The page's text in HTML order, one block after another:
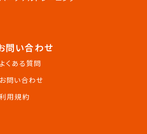
問い合わせ
くある質問
問い合わせ
用規約